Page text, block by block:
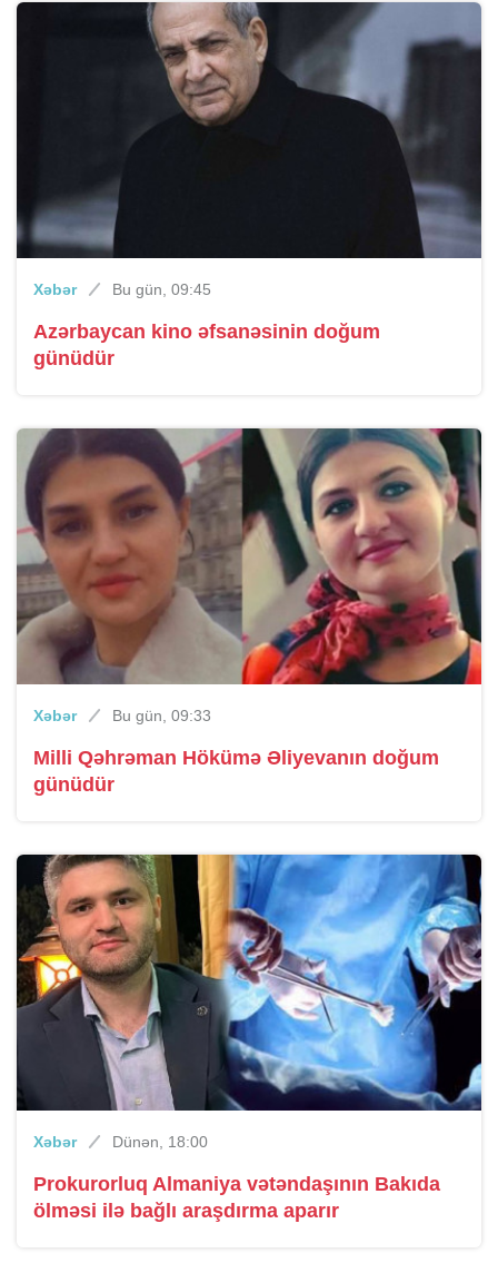
Xəbər Bu gün, 09:45
Azərbaycan kino əfsanəsinin doğum
günüdür
Xəbər Bu gün, 09:33
Milli Qəhrəman Hökümə Əliyevanın doğum
günüdür
Xəbər Dünən, 18:00
Prokurorluq Almaniya vətəndaşının Bakıda
ölməsi ilə bağlı araşdırma aparır